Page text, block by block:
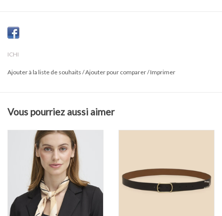
ICHI
Ajouter à la liste de souhaits /Ajouter pour comparer/Imprimer
Vous pourriez aussi aimer